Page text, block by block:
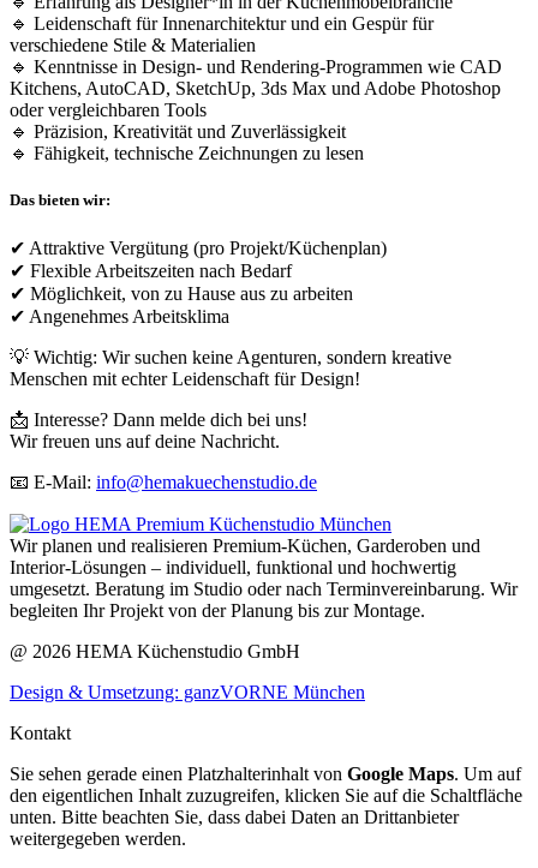
🔹 Leidenschaft für Innenarchitektur und ein Gespür für
verschiedene Stile & Materialien
🔹 Kenntnisse in Design- und Rendering-Programmen wie CAD
Kitchens, AutoCAD, SketchUp, 3ds Max und Adobe Photoshop
oder vergleichbaren Tools
🔹 Präzision, Kreativität und Zuverlässigkeit
🔹 Fähigkeit, technische Zeichnungen zu lesen
Das bieten wir:
✔ Attraktive Vergütung (pro Projekt/Küchenplan)
✔ Flexible Arbeitszeiten nach Bedarf
✔ Möglichkeit, von zu Hause aus zu arbeiten
✔ Angenehmes Arbeitsklima
💡 Wichtig: Wir suchen keine Agenturen, sondern kreative
Menschen mit echter Leidenschaft für Design!
📩 Interesse? Dann melde dich bei uns!
Wir freuen uns auf deine Nachricht.
📧 E-Mail: info@hemakuechenstudio.de
Wir planen und realisieren Premium-Küchen, Garderoben und
Interior-Lösungen – individuell, funktional und hochwertig
umgesetzt. Beratung im Studio oder nach Terminvereinbarung. Wir
begleiten Ihr Projekt von der Planung bis zur Montage.
@ 2026 HEMA Küchenstudio GmbH
Design & Umsetzung: ganzVORNE München
Kontakt
Sie sehen gerade einen Platzhalterinhalt von Google Maps. Um auf
den eigentlichen Inhalt zuzugreifen, klicken Sie auf die Schaltfläche
unten. Bitte beachten Sie, dass dabei Daten an Drittanbieter
weitergegeben werden.